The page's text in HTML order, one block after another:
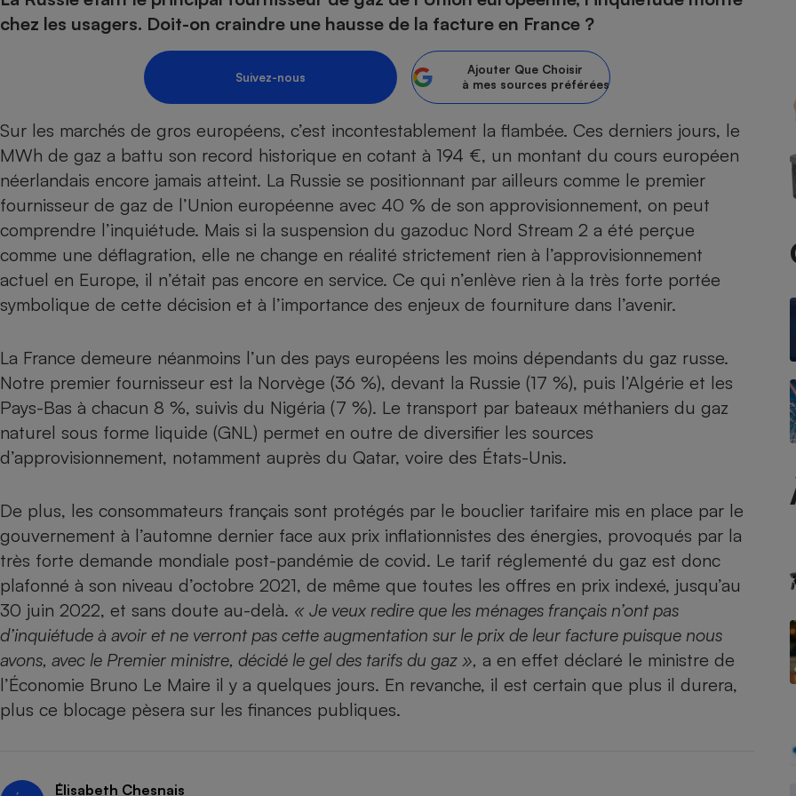
chez les usagers. Doit-on craindre une hausse de la facture en France ?
Suivez-nous
Ajouter Que Choisir
à mes sources préférées
Sur les marchés de gros européens, c’est incontestablement la flambée. Ces derniers jours, le
MWh de gaz a battu son record historique en cotant à 194 €, un montant du cours européen
néerlandais encore jamais atteint. La Russie se positionnant par ailleurs comme le premier
fournisseur de gaz de l’Union européenne avec 40 % de son approvisionnement, on peut
comprendre l’inquiétude. Mais si la suspension du gazoduc Nord Stream 2 a été perçue
comme une déflagration, elle ne change en réalité strictement rien à l’approvisionnement
actuel en Europe, il n’était pas encore en service. Ce qui n’enlève rien à la très forte portée
symbolique de cette décision et à l’importance des enjeux de fourniture dans l’avenir.
La France demeure néanmoins l’un des pays européens les moins dépendants du gaz russe.
Notre premier fournisseur est la Norvège (36 %), devant la Russie (17 %), puis l’Algérie et les
Pays-Bas à chacun 8 %, suivis du Nigéria (7 %). Le transport par bateaux méthaniers du gaz
naturel sous forme liquide (GNL) permet en outre de diversifier les sources
d’approvisionnement, notamment auprès du Qatar, voire des États-Unis.
De plus, les consommateurs français sont protégés par le bouclier tarifaire mis en place par le
gouvernement à l’automne dernier face aux prix inflationnistes des énergies, provoqués par la
très forte demande mondiale post-pandémie de covid. Le tarif réglementé du gaz est donc
plafonné à son niveau d’octobre 2021, de même que toutes les offres en prix indexé, jusqu’au
30 juin 2022, et sans doute au-delà. « Je veux redire que les ménages français n’ont pas
d’inquiétude à avoir et ne verront pas cette augmentation sur le prix de leur facture puisque nous
avons, avec le Premier ministre, décidé le gel des tarifs du gaz », a en effet déclaré le ministre de
l’Économie Bruno Le Maire il y a quelques jours. En revanche, il est certain que plus il durera,
plus ce blocage pèsera sur les finances publiques.
Élisabeth Chesnais
Nutrition
Supermarché - Drive
Circuits courts et
alimentation locale
alimentaire
Champagne - Comment choisir une
bouteille de champagne
Epargne - Fiscalité
Mutuelle Banque en ligne
Assurance emprunteur Assurance vie
Banque en ligne
Assurance auto
Contrôle technique - Réparation
Pièce détachée
Moto
Comparateur auto
Supermarché - Drive
Comparatif réfrigérateur-congélateur
Comparatif plaque à induction
Comparatif hotte aspirante
Comparatif climatiseur mobile
Comparatif aspirateur balai
Comparatif aspirateur traîneau
Comparatif robot cuiseur
Comparatif centrale vapeur
Gros électroménager
Lave-linge
Électricité - Gaz
Panneaux
photovoltaïques
Comparatif casque audio
Comparatif barre de son
Comparatif imprimante multifonction
Comparatif ordinateur portable
Comparatif ultrabook
Comparatif tablette tactile
Image et son
Informatique
Internet
Téléphonie
Téléviseur Ordinateur portable
pression
Comparatif tondeuse robot
Comparatif poêle à granulés
Comparatif radiateur électrique
Aménagement
Bricolage - Jardinage
Produit d'entretien
Sécurité domestique
Matelas Poêle à granulés
Comparateur des devis d’opticiens
Hygiène - Beauté
Maladie - Médecine - Médicament
Système de santé - Complémentaire santé
Mutuelle Aide auditive
Antimoustique
Maison de retraite
Obsèques - Pompes
funèbres
Retraite
Choisir son pellet
Comparateur assurance emprunteur
Energie Moins Chère Ensemble
Tous les comparateurs
Toutes les cartes interactives
Speedtest - Testez le débit de votre
connexion Internet
nous ?